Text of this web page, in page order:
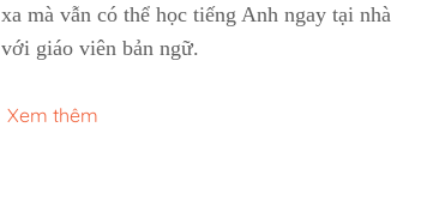
xa mà vẫn có thể học tiếng Anh ngay tại nhà
với giáo viên bản ngữ.
Xem thêm